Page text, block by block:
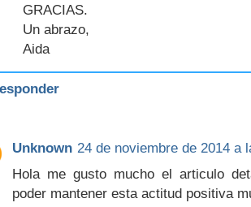
GRACIAS.
Un abrazo,
Aida
Unknown 24 de noviembre de 2014 a
Hola me gusto mucho el articulo
poder mantener esta actitud positiva